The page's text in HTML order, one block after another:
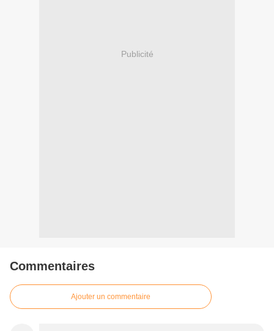
Publicité
Commentaires
Ajouter un commentaire